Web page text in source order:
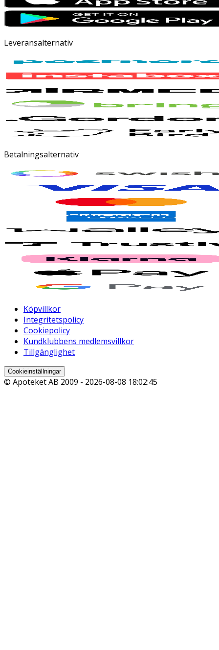
Leveransalternativ
Betalningsalternativ
Köpvillkor
Integritetspolicy
Cookiepolicy
Kundklubbens medlemsvillkor
Tillgänglighet
Cookieinställningar
© Apoteket AB 2009 - 2026-08-08 18:02:45